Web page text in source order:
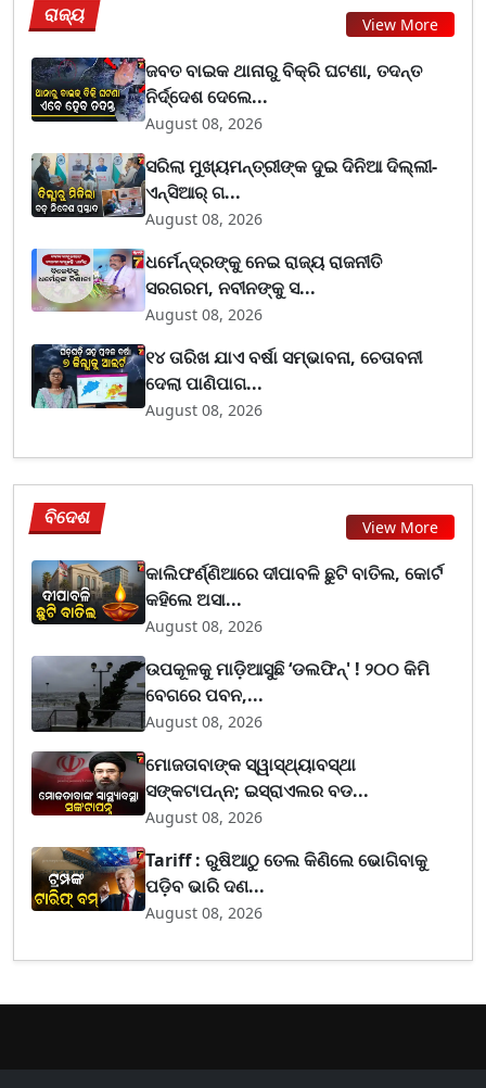
ରାଜ୍ୟ View More
ଜବତ ବାଇକ ଥାନାରୁ ବିକ୍ରି ଘଟଣା, ତଦନ୍ତ
ନିର୍ଦ୍ଦେଶ ଦେଲେ...
August 08, 2026
ସରିଲା ମୁଖ୍ୟମନ୍ତ୍ରୀଙ୍କ ଦୁଇ ଦିନିଆ ଦିଲ୍ଲୀ-
ଏନ୍‌ସିଆର୍ ଗ...
August 08, 2026
ଧର୍ମେନ୍ଦ୍ରଙ୍କୁ ନେଇ ରାଜ୍ୟ ରାଜନୀତି
ସରଗରମ, ନବୀନଙ୍କୁ ସ...
August 08, 2026
୧୪ ତାରିଖ ଯାଏ ବର୍ଷା ସମ୍ଭାବନା, ଚେତାବନୀ
ଦେଲା ପାଣିପାଗ...
August 08, 2026
ବିଦେଶ View More
କାଲିଫର୍ଣ୍ଣିଆରେ ଦୀପାବଳି ଛୁଟି ବାତିଲ, କୋର୍ଟ
କହିଲେ ଅସା...
August 08, 2026
ଉପକୂଳକୁ ମାଡ଼ିଆସୁଛି ‘ଡଲଫିନ୍' ! ୨୦୦ କିମି
ବେଗରେ ପବନ,...
August 08, 2026
ମୋଜତାବାଙ୍କ ସ୍ୱାସ୍ଥ୍ୟାବସ୍ଥା
ସଙ୍କଟାପନ୍ନ; ଇସ୍ରାଏଲର ବଡ...
August 08, 2026
Tariff : ରୁଷିଆଠୁ ତେଲ କିଣିଲେ ଭୋଗିବାକୁ
ପଡ଼ିବ ଭାରି ଦଣ...
August 08, 2026